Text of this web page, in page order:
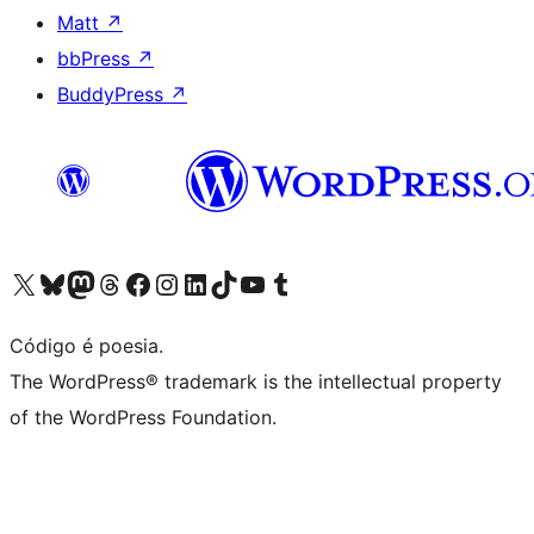
Matt ↗
bbPress ↗
BuddyPress ↗
Acessar nossa conta do X (antigo Twitter)
Acessar nossa conta do Bluesky
Acessar nossa conta do Mastodon
Acessar nossa conta do Threads
Acessar nossa página do Facebook
Acessar nossa conta do Instagram
Acessar nossa conta do LinkedIn
Acessar nossa conta do TikTok
Acessar nosso canal do YouTube
Acessar nossa conta no Tumblr
Código é poesia.
The WordPress® trademark is the intellectual property
of the WordPress Foundation.